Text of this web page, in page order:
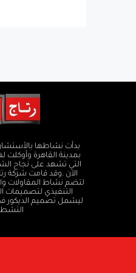
بمدينة القاهرة وأوكلت
التي تشهد على نجاح
لتضم نشاط المقاولات
التنفيذي لتصميمات
ليشمل تصميم الديكور